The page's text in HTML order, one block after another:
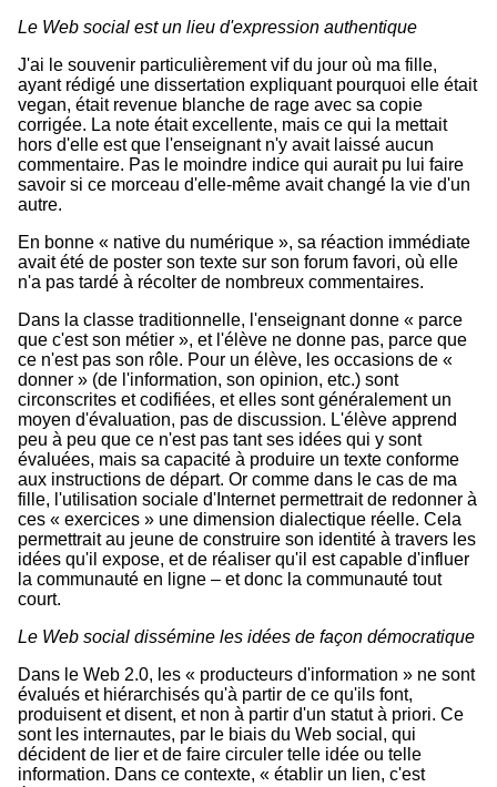
Le Web social est un lieu d'expression authentique
J'ai le souvenir particulièrement vif du jour où ma fille,
ayant rédigé une dissertation expliquant pourquoi elle était
vegan, était revenue blanche de rage avec sa copie
corrigée. La note était excellente, mais ce qui la mettait
hors d'elle est que l'enseignant n'y avait laissé aucun
commentaire. Pas le moindre indice qui aurait pu lui faire
savoir si ce morceau d'elle-même avait changé la vie d'un
autre.
En bonne « native du numérique », sa réaction immédiate
avait été de poster son texte sur son forum favori, où elle
n'a pas tardé à récolter de nombreux commentaires.
Dans la classe traditionnelle, l'enseignant donne « parce
que c'est son métier », et l'élève ne donne pas, parce que
ce n'est pas son rôle. Pour un élève, les occasions de «
donner » (de l'information, son opinion, etc.) sont
circonscrites et codifiées, et elles sont généralement un
moyen d'évaluation, pas de discussion. L'élève apprend
peu à peu que ce n'est pas tant ses idées qui y sont
évaluées, mais sa capacité à produire un texte conforme
aux instructions de départ. Or comme dans le cas de ma
fille, l'utilisation sociale d'Internet permettrait de redonner à
ces « exercices » une dimension dialectique réelle. Cela
permettrait au jeune de construire son identité à travers les
idées qu'il expose, et de réaliser qu'il est capable d'influer
la communauté en ligne – et donc la communauté tout
court.
Le Web social dissémine les idées de façon démocratique
Dans le Web 2.0, les « producteurs d'information » ne sont
évalués et hiérarchisés qu'à partir de ce qu'ils font,
produisent et disent, et non à partir d'un statut à priori. Ce
sont les internautes, par le biais du Web social, qui
décident de lier et de faire circuler telle idée ou telle
information. Dans ce contexte, « établir un lien, c'est